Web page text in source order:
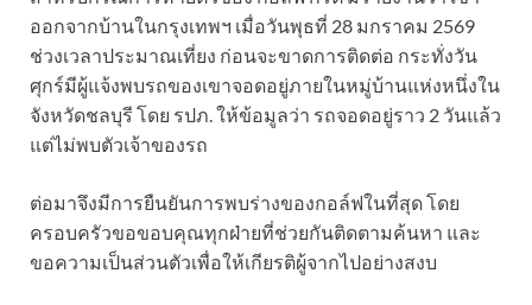
ออกจากบ้านในกรุงเทพฯ เมื่อวันพุธที่ 28 มกราคม 2569
ช่วงเวลาประมาณเที่ยง ก่อนจะขาดการติดต่อ กระทั่งวัน
ศุกร์มีผู้แจ้งพบรถของเขาจอดอยู่ภายในหมู่บ้านแห่งหนึ่งใน
จังหวัดชลบุรี โดย รปภ. ให้ข้อมูลว่า รถจอดอยู่ราว 2 วันแล้ว
แต่ไม่พบตัวเจ้าของรถ
ต่อมาจึงมีการยืนยันการพบร่างของกอล์ฟในที่สุด โดย
ครอบครัวขอขอบคุณทุกฝ่ายที่ช่วยกันติดตามค้นหา และ
ขอความเป็นส่วนตัวเพื่อให้เกียรติผู้จากไปอย่างสงบ